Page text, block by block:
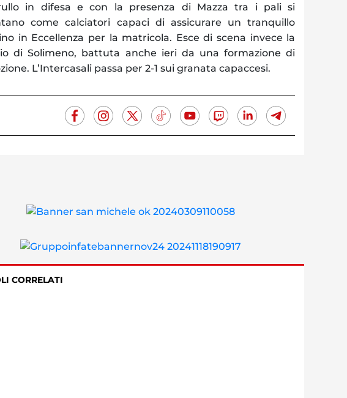
in difesa e con la presenza di Mazza tra i pali si
come calciatori capaci di assicurare un tranquillo
in Eccellenza per la matricola. Esce di scena invece la
di Solimeno, battuta anche ieri da una formazione di
L’Intercasali passa per 2-1 sui granata capaccesi.
CORRELATI